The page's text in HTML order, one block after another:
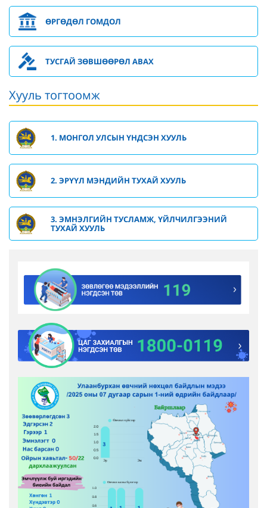
ӨРГӨДӨЛ ГОМДОЛ
ТУСГАЙ ЗӨВШӨӨРӨЛ АВАХ
Хууль тогтоомж
1. МОНГОЛ УЛСЫН ҮНДСЭН ХУУЛЬ
2. ЭРҮҮЛ МЭНДИЙН ТУХАЙ ХУУЛЬ
3. ЭМНЭЛГИЙН ТУСЛАМЖ, ҮЙЛЧИЛГЭЭНИЙ
ТУХАЙ ХУУЛЬ